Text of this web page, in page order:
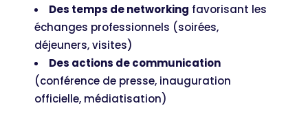
Des temps de networking favorisant les
échanges professionnels (soirées,
déjeuners, visites)
Des actions de communication
(conférence de presse, inauguration
officielle, médiatisation)